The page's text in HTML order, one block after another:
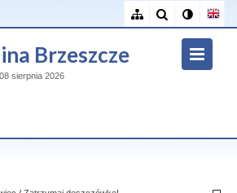
Brzeszcze
sierpnia 2026